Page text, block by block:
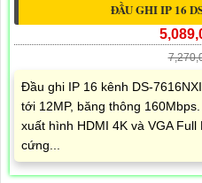
ĐẦU GHI IP 16
Đầu ghi IP 16 kênh DS-
tới 12MP, băng thông
xuất hình HDMI 4K và VGA
cứng...